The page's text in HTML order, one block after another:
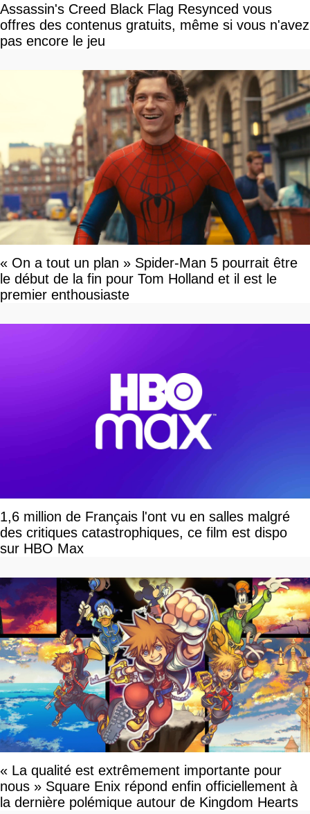
Assassin's Creed Black Flag Resynced vous
offres des contenus gratuits, même si vous n'avez
pas encore le jeu
« On a tout un plan » Spider-Man 5 pourrait être
le début de la fin pour Tom Holland et il est le
premier enthousiaste
1,6 million de Français l'ont vu en salles malgré
des critiques catastrophiques, ce film est dispo
sur HBO Max
« La qualité est extrêmement importante pour
nous » Square Enix répond enfin officiellement à
la dernière polémique autour de Kingdom Hearts